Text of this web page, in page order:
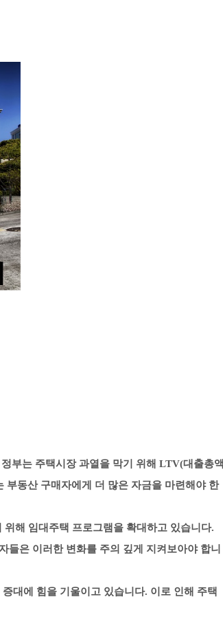
부는 주택시장 과열을 막기 위해 LTV(대출총액
동산 구매자에게 더 많은 자금을 마련해야 한
해 임대주택 프로그램을 확대하고 있습니다.
들은 이러한 변화를 주의 깊게 지켜보아야 합니
대에 힘을 기울이고 있습니다. 이로 인해 주택